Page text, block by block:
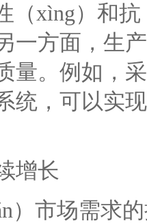
（xìng）和
一方面，生
量。例如，
统，可以实
增长
）市场需求